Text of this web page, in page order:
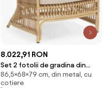
8.022,91 RON
Set 2 fotolii de gradina din
metal si fibra sintetica, natur,
68x79x86,5 cm, Adelma
86,5×68×79 cm, din metal, cu
cotiere